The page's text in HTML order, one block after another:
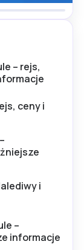
– rejs,
ceny i
i
–
informacje